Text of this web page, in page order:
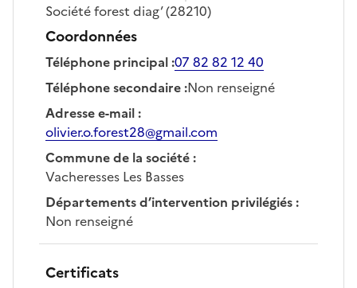
Sociétéforest diag’(28210)
Coordonnées
Téléphone principal:07 82 82 12 40
Téléphone secondaire:Non renseigné
Adresse e-mail:
olivier.o.forest28@gmail.com
Commune de la société:
Vacheresses Les Basses
Départements d’intervention privilégiés:
Non renseigné
Certificats